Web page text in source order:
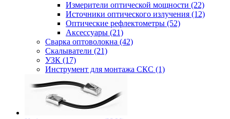
Измерители оптической мощности (22)
Источники оптического излучения (12)
Оптические рефлектометры (52)
Аксессуары (21)
Сварка оптоволокна (42)
Скалыватели (21)
УЗК (17)
Инструмент для монтажа СКС (1)